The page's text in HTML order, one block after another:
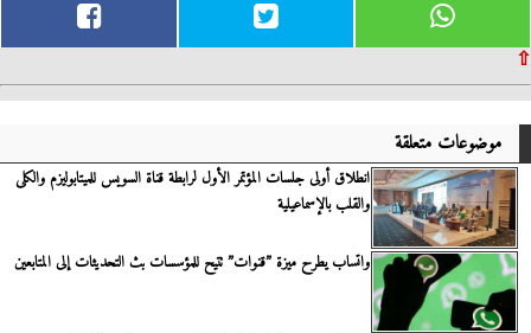
⇧
موضوعات متعلقة
انطلاق أولى جلسات المؤتمر الأول لرابطة قناة السويس للميتابوليزم والكلى
والقلب بالإسماعيلية
واتساب يطرح ميزة ”قنوات” تتيح للمؤسسات بث التحديثات إلى المتابعين